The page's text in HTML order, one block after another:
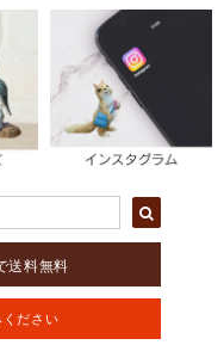
送料無料
ださい